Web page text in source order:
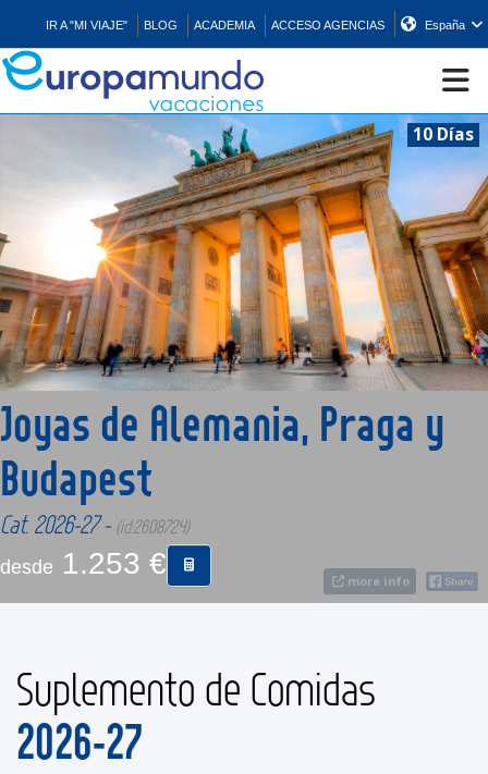
IR A "MI VIAJE" BLOG ACADEMIA ACCESO AGENCIAS España
CRUCEROS
EUROPA
ASIA
ORIENTE
PROMOCIONES
CONTACTO
10 Días
more info
Joyas de Alemania, Praga y
Budapest
Cat. 2026-27 - (id:2608724)
desde 1.253 €
Suplemento de Comidas
2026-27